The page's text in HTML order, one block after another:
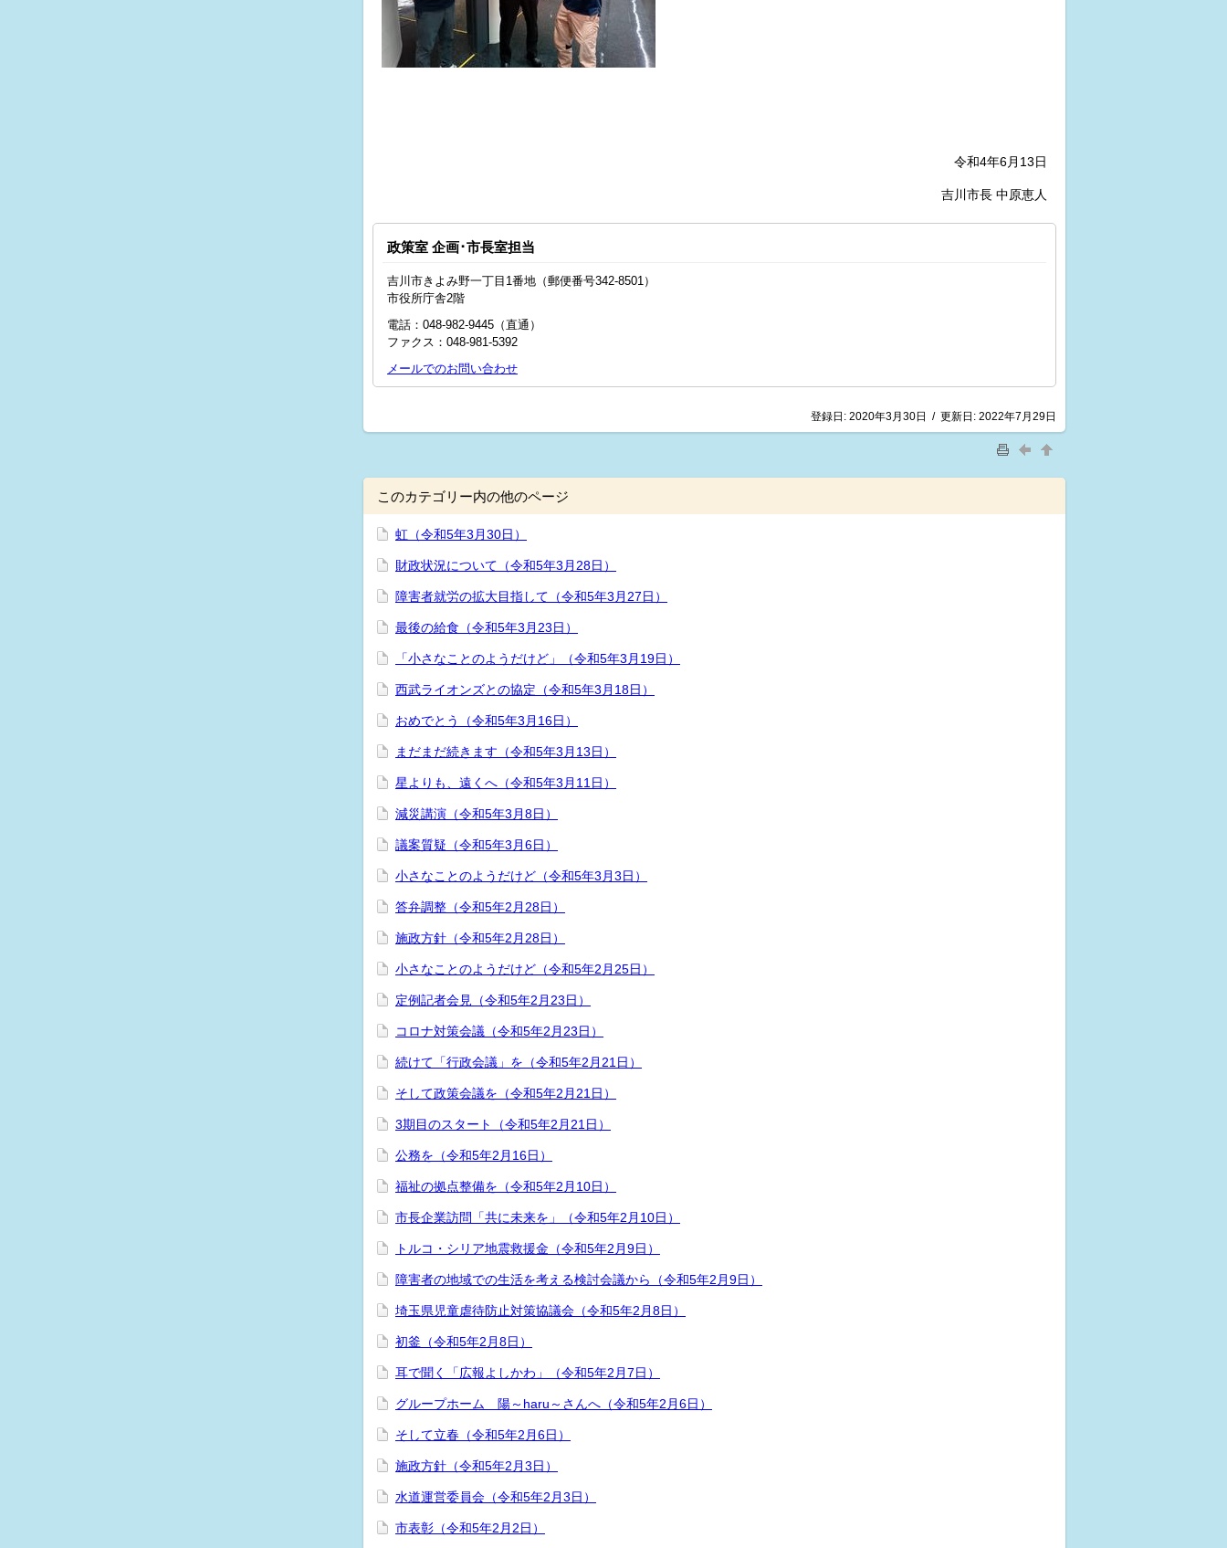
令和4年6月13日
吉川市長 中原恵人
政策室 企画･市長室担当
吉川市きよみ野一丁目1番地（郵便番号342-8501）
市役所庁舎2階
電話：048‐982‐9445（直通）
ファクス：048-981-5392
メールでのお問い合わせ
登録日: 2020年3月30日 / 更新日: 2022年7月29日
このカテゴリー内の他のページ
虹（令和5年3月30日）
財政状況について（令和5年3月28日）
障害者就労の拡大目指して（令和5年3月27日）
最後の給食（令和5年3月23日）
「小さなことのようだけど」（令和5年3月19日）
西武ライオンズとの協定（令和5年3月18日）
おめでとう（令和5年3月16日）
まだまだ続きます（令和5年3月13日）
星よりも、遠くへ（令和5年3月11日）
減災講演（令和5年3月8日）
議案質疑（令和5年3月6日）
小さなことのようだけど（令和5年3月3日）
答弁調整（令和5年2月28日）
施政方針（令和5年2月28日）
小さなことのようだけど（令和5年2月25日）
定例記者会見（令和5年2月23日）
コロナ対策会議（令和5年2月23日）
続けて「行政会議」を（令和5年2月21日）
そして政策会議を（令和5年2月21日）
3期目のスタート（令和5年2月21日）
公務を（令和5年2月16日）
福祉の拠点整備を（令和5年2月10日）
市長企業訪問「共に未来を」（令和5年2月10日）
トルコ・シリア地震救援金（令和5年2月9日）
障害者の地域での生活を考える検討会議から（令和5年2月9日）
埼玉県児童虐待防止対策協議会（令和5年2月8日）
初釜（令和5年2月8日）
耳で聞く「広報よしかわ」（令和5年2月7日）
グループホーム 陽～haru～さんへ（令和5年2月6日）
そして立春（令和5年2月6日）
施政方針（令和5年2月3日）
水道運営委員会（令和5年2月3日）
市表彰（令和5年2月2日）